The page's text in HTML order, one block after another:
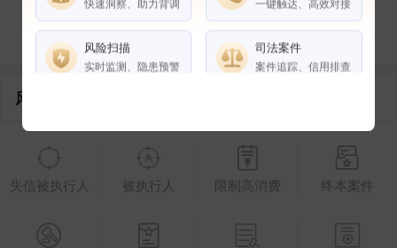
控制企业
风险信息
失信被执行人 被执行人 限制高消费 终本案件
快速洞察、助力背调 一键触达、高效对接
风险扫描
实时监测、隐患预警
司法案件
案件追踪、信用排查
权益说明 VIP会员 SVIP会员
企业全部电话